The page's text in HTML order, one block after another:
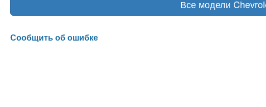
Все модели
Сообщить об ошибке